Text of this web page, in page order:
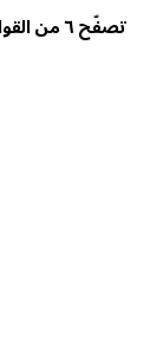
٦ من القوالب